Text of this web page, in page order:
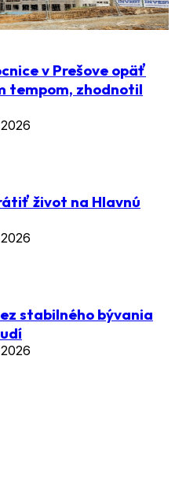
v Prešove opäť
tempom, zhodnotil
život na Hlavnú
stabilného bývania